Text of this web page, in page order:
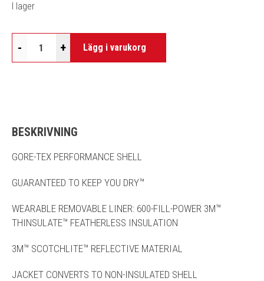
I lager
- + Lägg i varukorg
BESKRIVNING
GORE-TEX PERFORMANCE SHELL
GUARANTEED TO KEEP YOU DRY™
WEARABLE REMOVABLE LINER: 600-FILL-POWER 3M™
THINSULATE™ FEATHERLESS INSULATION
3M™ SCOTCHLITE™ REFLECTIVE MATERIAL
JACKET CONVERTS TO NON-INSULATED SHELL